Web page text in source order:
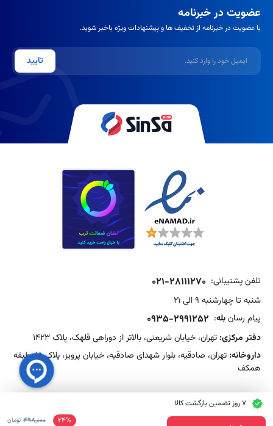
7 روز تضمین بازگشت کالا
24%
498,000 تومان
عضویت در خبرنامه
با عضویت در خبرنامه از تخفیف ها و پیشنهادات ویژه باخبر شوید.
ایمیل
تایید
تلفن پشتیبانی: 021-28111270
شنبه تا چهارشنبه 9 الی 21
پیام رسانبله:
0935-2991252
دفتر مرکزی: تهران، خیابان شریعتی، بالاتر از دوراهی قلهک، پلاک 1423
داروخانه:
تهران، صادقیه، بلوار شهدای صادقیه، خیابان پرویز، پلاک 15، طبقه
همکف